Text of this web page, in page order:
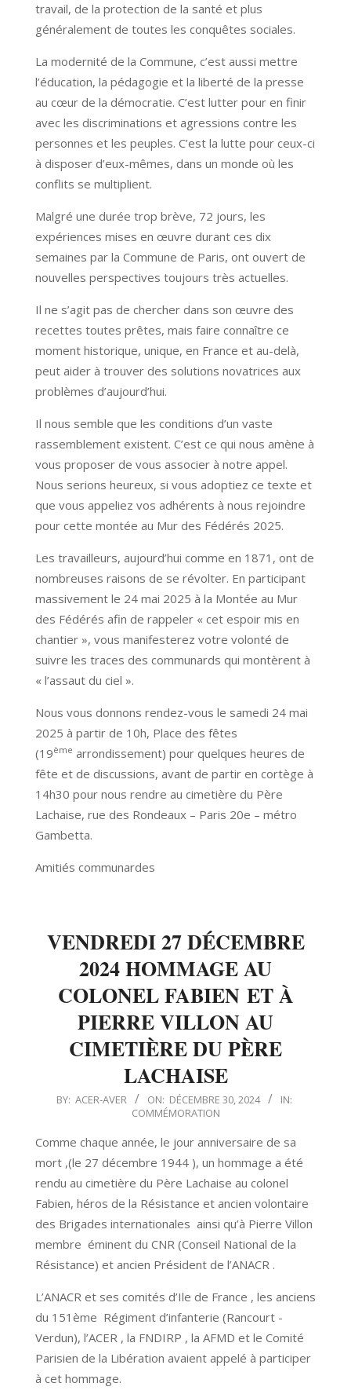
travail, de la protection de la santé et plus
généralement de toutes les conquêtes sociales.
La modernité de la Commune, c’est aussi mettre
l’éducation, la pédagogie et la liberté de la presse
au cœur de la démocratie. C’est lutter pour en finir
avec les discriminations et agressions contre les
personnes et les peuples. C’est la lutte pour ceux-ci
à disposer d’eux-mêmes, dans un monde où les
conflits se multiplient.
Malgré une durée trop brève, 72 jours, les
expériences mises en œuvre durant ces dix
semaines par la Commune de Paris, ont ouvert de
nouvelles perspectives toujours très actuelles.
Il ne s’agit pas de chercher dans son œuvre des
recettes toutes prêtes, mais faire connaître ce
moment historique, unique, en France et au-delà,
peut aider à trouver des solutions novatrices aux
problèmes d’aujourd’hui.
Il nous semble que les conditions d’un vaste
rassemblement existent. C’est ce qui nous amène à
vous proposer de vous associer à notre appel.
Nous serions heureux, si vous adoptiez ce texte et
que vous appeliez vos adhérents à nous rejoindre
pour cette montée au Mur des Fédérés 2025.
Les travailleurs, aujourd’hui comme en 1871, ont de
nombreuses raisons de se révolter. En participant
massivement le 24 mai 2025 à la Montée au Mur
des Fédérés afin de rappeler « cet espoir mis en
chantier », vous manifesterez votre volonté de
suivre les traces des communards qui montèrent à
« l’assaut du ciel ».
Nous vous donnons rendez-vous le samedi 24 mai
2025 à partir de 10h, Place des fêtes
(19ème arrondissement) pour quelques heures de
fête et de discussions, avant de partir en cortège à
14h30 pour nous rendre au cimetière du Père
Lachaise, rue des Rondeaux – Paris 20e – métro
Gambetta.
Amitiés communardes
VENDREDI 27 DÉCEMBRE
2024 HOMMAGE AU
COLONEL FABIEN ET À
PIERRE VILLON AU
CIMETIÈRE DU PÈRE
LACHAISE
2024-
30
BY: ACER-AVER ON: DÉCEMBRE 30, 2024
IN:
COMMÉMORATION
Comme chaque année, le jour anniversaire de sa
mort ,(le 27 décembre 1944 ), un hommage a été
rendu au cimetière du Père Lachaise au colonel
Fabien, héros de la Résistance et ancien volontaire
des Brigades internationales ainsi qu’à Pierre Villon
membre éminent du CNR (Conseil National de la
Résistance) et ancien Président de l’ANACR .
L’ANACR et ses comités d’Ile de France , les anciens
du 151ème Régiment d’infanterie (Rancourt -
Verdun), l’ACER , la FNDIRP , la AFMD et le Comité
Parisien de la Libération avaient appelé à participer
à cet hommage.